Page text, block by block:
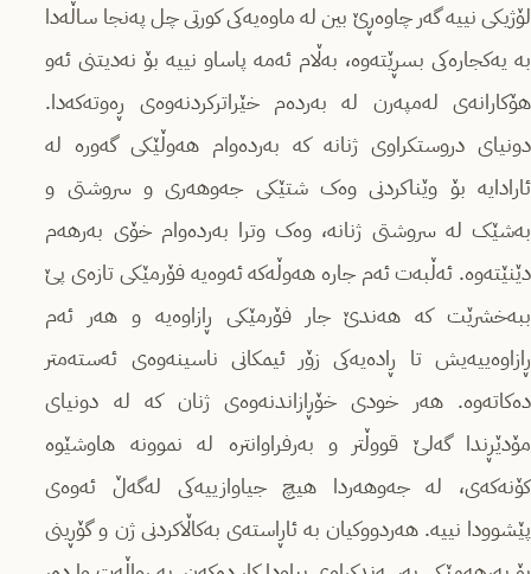
لۆژیکی نییە گەر چاوەڕێ بین لە ماوەیەکی کورتی چل پەنجا ساڵەدا
بە یەکجارەکی بسڕێتەوە، بەڵام ئەمە پاساو نییە بۆ نەدیتنی ئەو
هۆکارانەی لەمپەرن لە بەردەم خێراترکردنەوەی ڕەوتەکەدا.
دونیای دروستکراوی ژنانە کە بەردەوام هەوڵێکی گەورە لە
ئارادایە بۆ وێناکردنی وەک شتێکی جەوهەری و سروشتی و
بەشێک لە سروشتی ژنانە، وەک وترا بەردەوام خۆی بەرهەم
دێنێتەوە. ئەڵبەت ئەم جارە هەوڵەکە ئەوەیە فۆرمێکی تازەی پێ
ببەخشرێت کە هەندێ جار فۆرمێکی ڕازاوەیە و هەر ئەم
ڕازاوەییەیش تا ڕادەیەکی زۆر ئیمکانی ناسینەوەی ئەستەمتر
دەکاتەوە. هەر خودی خۆڕازاندنەوەی ژنان کە لە دونیای
مۆدێڕندا گەلێ قووڵتر و بەرفراوانترە لە نموونە هاوشێوە
کۆنەکەی، لە جەوهەردا هیچ جیاوازییەکی لەگەڵ ئەوەی
پێشوودا نییە. هەردووکیان بە ئاڕاستەی بەکاڵاکردنی ژن و گۆڕینی